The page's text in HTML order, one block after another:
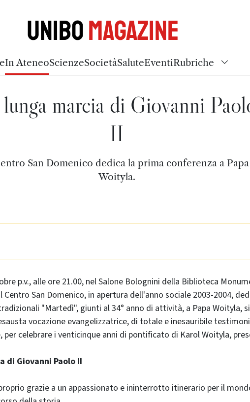
UniboMagazine
In AteneoScienzeSocietàSaluteEventiRubriche
marcia di Giovanni
II
San Domenico dedica la prima conferenza a Papa
Woityla.
p.v., alle ore 21.00, nel Salone Bolognini della Biblioteca
Centro San Domenico, in apertura dell'anno sociale 2003-2004,
"Martedì", giunti al 34° anno di attività, a Papa Woityla,
vocazione evangelizzatrice, di totale e inesauribile
per celebrare i venticinque anni di pontificato di Karol Woityla,
di Giovanni Paolo II
grazie a un appassionato e ininterrotto itinerario per il